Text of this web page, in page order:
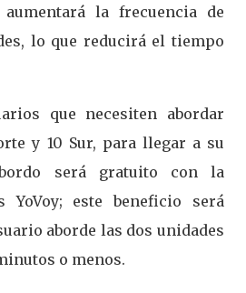
la frecuencia de
lo que reducirá el tiempo
que necesiten abordar
y 10 Sur, para llegar a su
será gratuito con la
YoVoy; este beneficio será
aborde las dos unidades
o menos.